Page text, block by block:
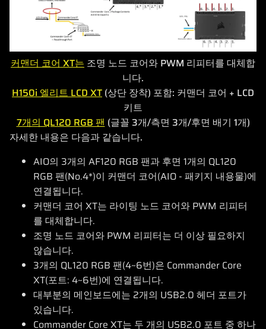
커맨더 코어 XT는 조명 노드 코어와 PWM 리피터를 대체합
니다.
H150i 엘리트 LCD XT (상단 장착) 포함: 커맨더 코어 + LCD
키트
7개의 QL120 RGB 팬 (글꼴 3개/측면 3개/후면 배기 1개)
자세한 내용은 다음과 같습니다.
AIO의 3개의 AF120 RGB 팬과 후면 1개의 QL120
RGB 팬(No.4*)이 커맨더 코어(AIO - 패키지 내용물)에
연결됩니다.
커맨더 코어 XT는 라이팅 노드 코어와 PWM 리피터
를 대체합니다.
조명 노드 코어와 PWM 리피터는 더 이상 필요하지
않습니다.
3개의 QL120 RGB 팬(4~6번)은 Commander Core
XT(포트: 4~6번)에 연결됩니다.
대부분의 메인보드에는 2개의 USB2.0 헤더 포트가
있습니다.
Commander Core XT는 두 개의 USB2.0 포트 중 하나